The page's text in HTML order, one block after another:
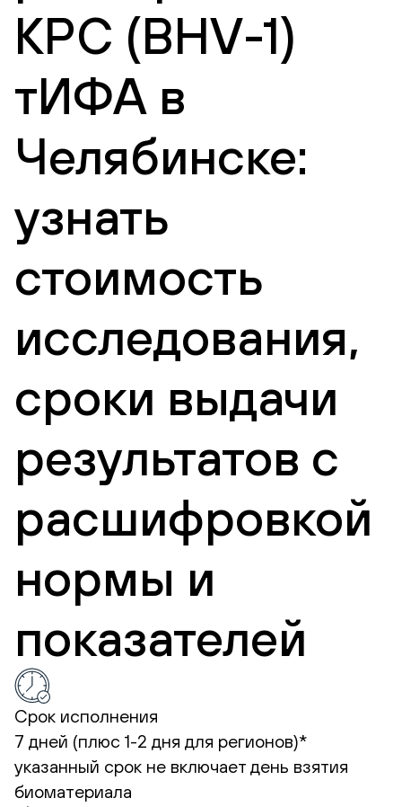
КРС (BHV-1)
тИФА в
Челябинске:
узнать
стоимость
исследования,
сроки выдачи
результатов с
расшифровкой
нормы и
показателей
Срок исполнения
7 дней (плюс 1-2 дня для регионов)*
указанный срок не включает день взятия
биоматериала